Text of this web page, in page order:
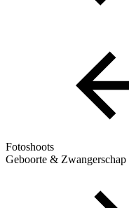
Fotoshoots
Geboorte & Zwangerschap